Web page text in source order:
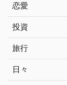
恋愛
投資
旅行
日々